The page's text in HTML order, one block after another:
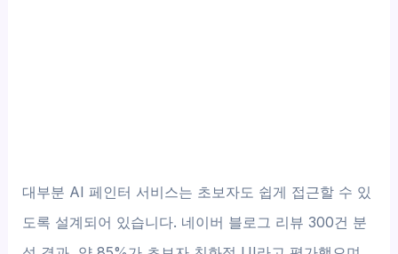
대부분 AI 페인터 서비스는 초보자도 쉽게 접근할 수 있
도록 설계되어 있습니다. 네이버 블로그 리뷰 300건 분